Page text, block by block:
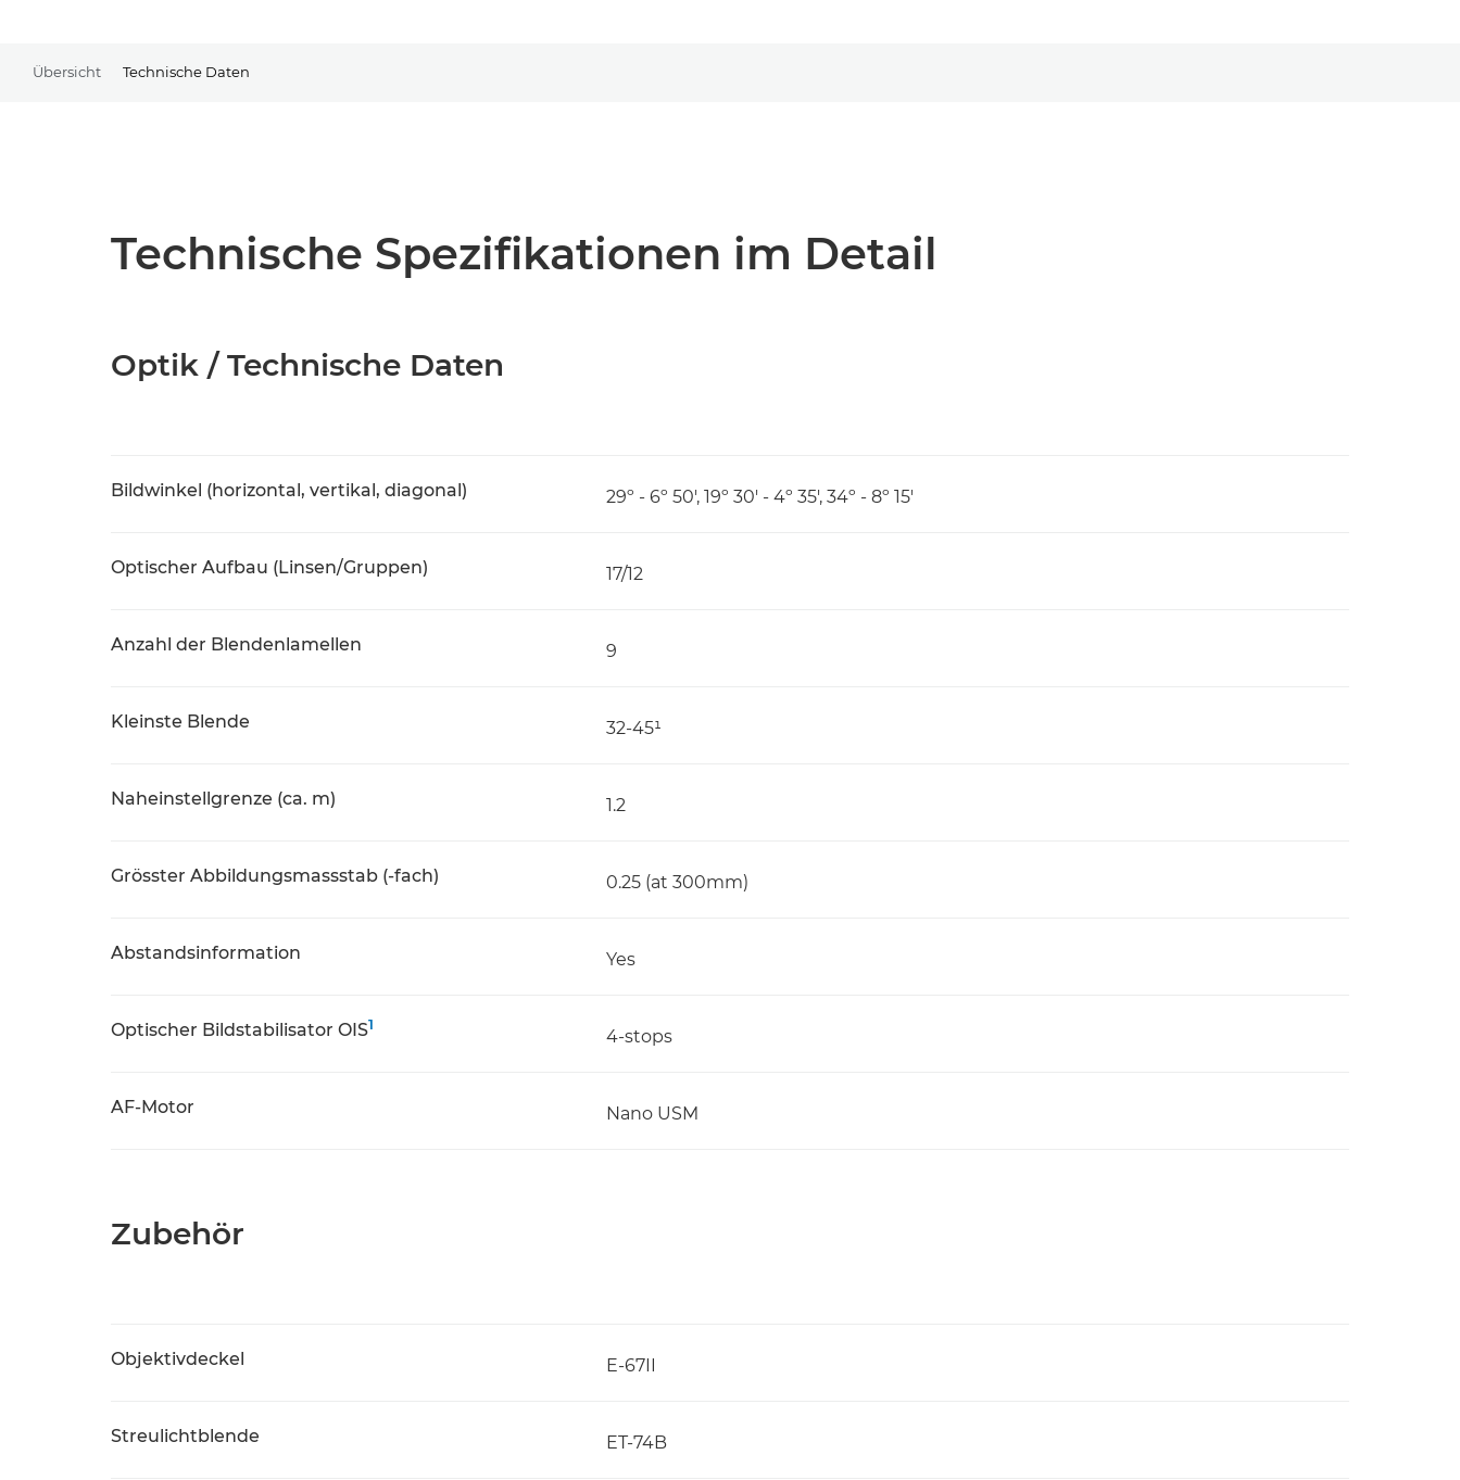
Übersicht Technische Daten
Technische Spezifikationen im Detail
Optik / Technische Daten
Bildwinkel (horizontal, vertikal, diagonal) 29º - 6º 50', 19º 30' - 4º 35', 34º - 8º 15'
Optischer Aufbau (Linsen/Gruppen) 17/12
Anzahl der Blendenlamellen 9
Kleinste Blende 32-45¹
Naheinstellgrenze (ca. m) 1.2
Grösster Abbildungsmassstab (-fach) 0.25 (at 300mm)
Abstandsinformation Yes
Optischer Bildstabilisator OIS1
4-stops
AF-Motor Nano USM
Zubehör
Objektivdeckel E-67II
Streulichtblende ET-74B